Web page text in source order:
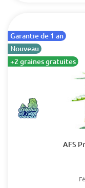
Garantie de 1 an
Nouveau
+2 graines gratuites
AFS